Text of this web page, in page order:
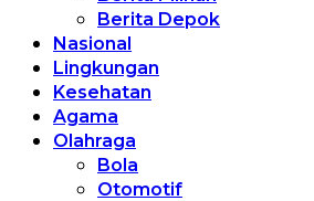
Berita Depok
Nasional
Lingkungan
Kesehatan
Agama
Olahraga
Bola
Otomotif